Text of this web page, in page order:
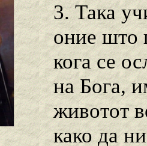
3. Така
оние што
кога се
на Бога,
животот
како да